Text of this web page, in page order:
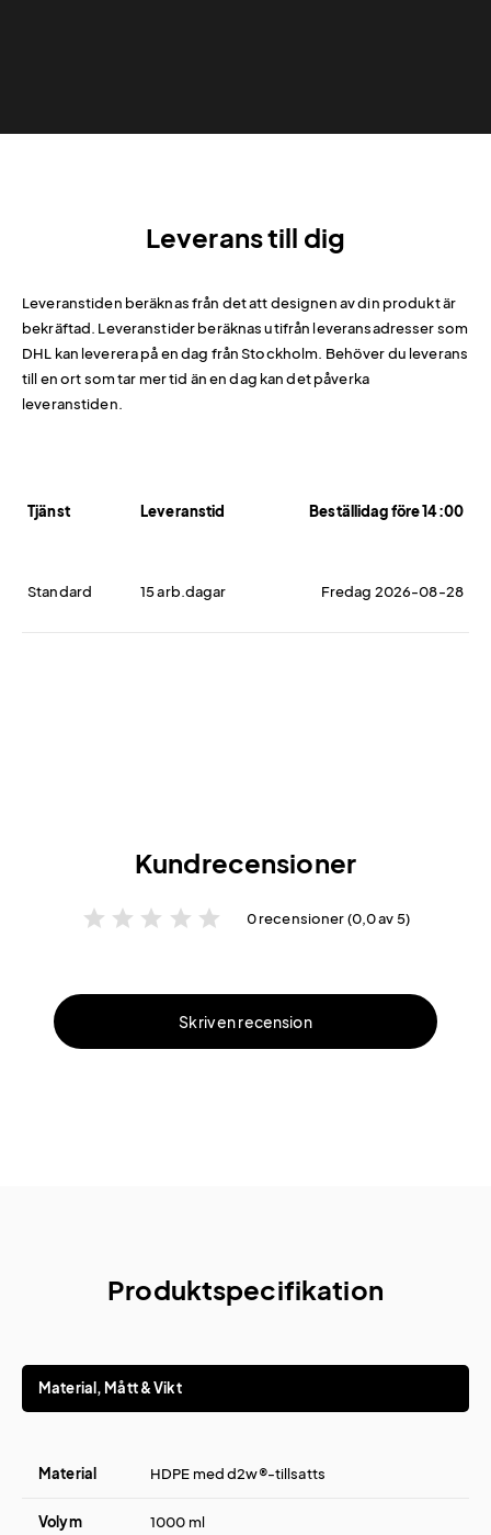
Leverans till dig
Leveranstiden beräknas från det att designen av din produkt är
bekräftad. Leveranstider beräknas utifrån leveransadresser som
DHL kan leverera på en dag från Stockholm. Behöver du leverans
till en ort som tar mer tid än en dag kan det påverka
leveranstiden.
Tjänst Leveranstid Beställidag före 14:00
Standard 15 arb.dagar Fredag 2026-08-28
Kundrecensioner
star star star star star 0 recensioner (0,0 av 5)
Skriv en recension
Produktspecifikation
Material, Mått & Vikt
Material HDPE med d2w®-tillsatts
Volym 1000 ml